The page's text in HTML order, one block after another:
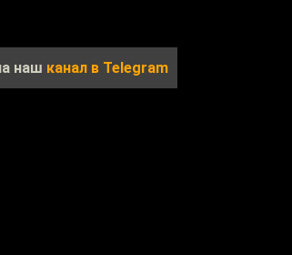
наш канал в Telegram